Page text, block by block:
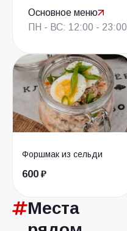
Основное меню
ПН - ВС: 12:00 - 23:00
Форшмак из сельди
600 ₽
Места